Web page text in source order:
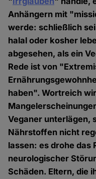
Anhängern mit
werde: schließlich
halal oder kosher
abgesehen, als ein
Rede ist von
haben". Wortreich
Veganer unterlägen,
Nährstoffen nicht
lassen: es drohe das
neurologischer
Schäden. Eltern, die